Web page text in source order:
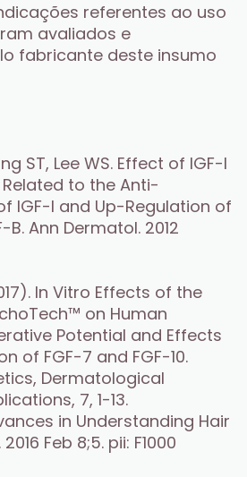
referentes ao uso
avaliados e
fabricante deste insumo
ST, Lee WS. Effect of IGF-I
to the Anti-
IGF-I and Up-Regulation of
B. Ann Dermatol. 2012
In Vitro Effects of the
on Human
Potential and Effects
of FGF-7 and FGF-10.
Dermatological
7, 1-13.
in Understanding Hair
Feb 8;5. pii: F1000